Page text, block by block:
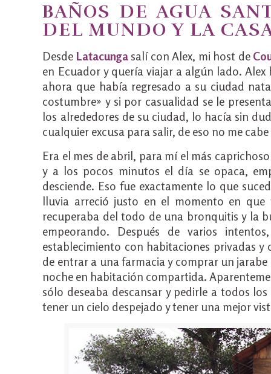
BAÑOS DE AGUA
DEL MUNDO Y LA
Desde Latacungasalí con Alex, mi host de
en Ecuador y quería viajar a algún lado.
ahora que había regresado a su ciudad
costumbre» y si por casualidad se le
los alrededores de su ciudad, lo hacía sin
cualquier excusa para salir, de eso no me
Era el mes de abril, para mí el más
y a los pocos minutos el día se opaca,
desciende. Eso fue exactamente lo que
lluvia arreció justo en el momento en
recuperaba del todo de una bronquitis y la
empeorando. Después de varios
establecimiento con habitaciones privadas y
de entrar a una farmacia y comprar un
noche en habitación compartida.
sólo deseaba descansar y pedirle a todos
tener un cielo despejado y tener una mejor